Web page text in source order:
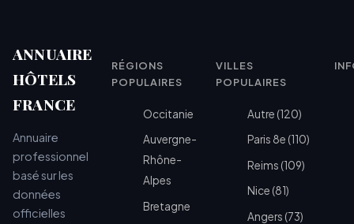
ANNUAIRE
HÔTELS
FRANCE
Annuaire
professionnel
basé sur les
données
officielles
RÉGIONS
POPULAIRES
Occitanie
Auvergne-
Rhône-
Alpes
Bretagne
VILLES
POPULAIRES
Autre (120)
Paris 8e (110)
Reims (109)
Nice (81)
Angers (73)